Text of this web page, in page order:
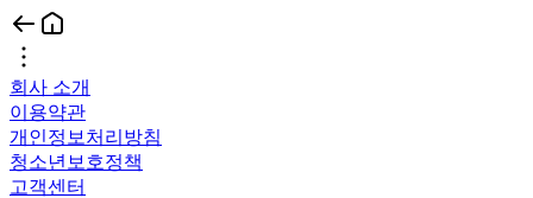
회사 소개
이용약관
개인정보처리방침
청소년보호정책
고객센터